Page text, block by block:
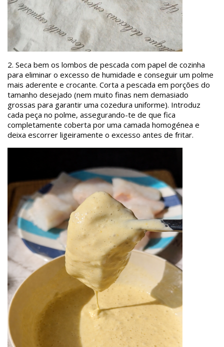
2. Seca bem os lombos de pescada com papel de cozinha
para eliminar o excesso de humidade e conseguir um polme
mais aderente e crocante. Corta a pescada em porções do
tamanho desejado (nem muito finas nem demasiado
grossas para garantir uma cozedura uniforme). Introduz
cada peça no polme, assegurando-te de que fica
completamente coberta por uma camada homogénea e
deixa escorrer ligeiramente o excesso antes de fritar.